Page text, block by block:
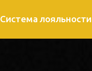
Система лояльности